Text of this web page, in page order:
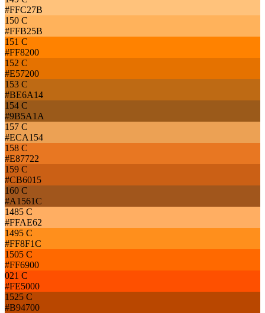
#FFC27B
150 C
#FFB25B
151 C
#FF8200
152 C
#E57200
153 C
#BE6A14
154 C
#9B5A1A
157 C
#ECA154
158 C
#E87722
159 C
#CB6015
160 C
#A1561C
1485 C
#FFAE62
1495 C
#FF8F1C
1505 C
#FF6900
021 C
#FE5000
1525 C
#B94700